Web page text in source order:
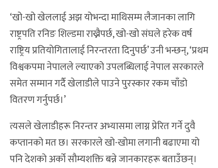
‘खो-खो खेललाई अझ योभन्दा माथिसम्म लैजानका लागि
राष्ट्रपति रनिङ शिल्डमा राख्नैपर्छ, खो-खो संघले हरेक वर्ष
राष्ट्रिय प्रतियोगितालाई निरन्तरता दिनुपर्छ’ उनी भन्छन्, ‘प्रथम
विश्वकपमा नेपालले ल्याएको उपलब्धिलाई नेपाल सरकारले
समेत सम्मान गर्दै खेलाडीले पाउने पुरस्कार रकम चाँडो
वितरण गर्नुपर्छ।’
त्यसले खेलाडीहरू निरन्तर अभ्यासमा लाग्न प्रेरित गर्ने दुवै
कप्तानको मत छ। सरकारले खो-खोमा लगानी बढाएमा यो
पनि देशको अर्को सौम्यशक्ति बन्ने जानकारहरू बताउँछन्।